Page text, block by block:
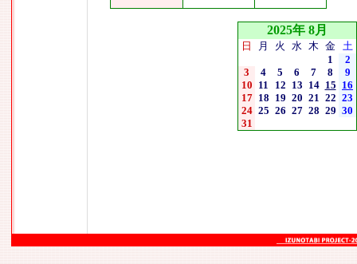
2025年 8月
日 月 火 水 木 金 土
1
2
3
4 5 6 7 8
9
10 11 12 13 14 15 16
17 18 19 20 21 22 23
24 25 26 27 28 29 30
31